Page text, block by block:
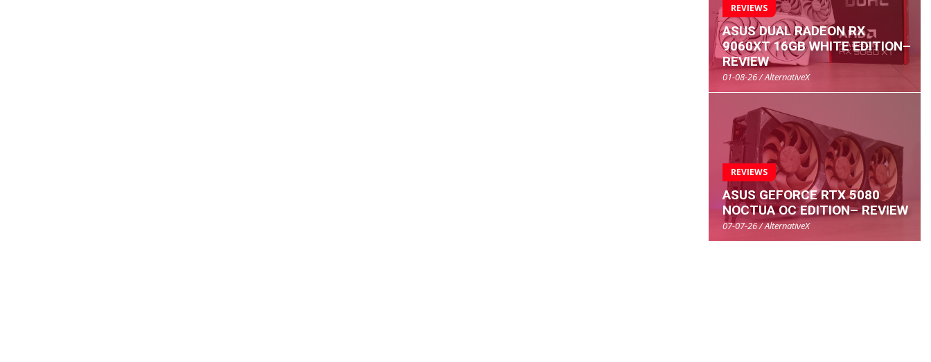
REVIEWS
ASUS DUAL RADEON RX
9060XT 16GB WHITE EDITION–
REVIEW
01-08-26 / AlternativeX
REVIEWS
ASUS GEFORCE RTX 5080
NOCTUA OC EDITION– REVIEW
07-07-26 / AlternativeX